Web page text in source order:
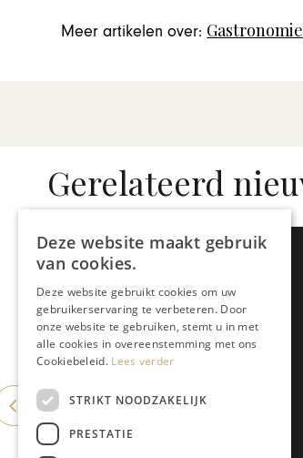
Meer artikelen over: Gastronomie
Gerelateerd
Deze website maakt gebruik
van cookies.
Deze website gebruikt cookies om uw
gebruikerservaring te verbeteren. Door
onze website te gebruiken, stemt u in met
alle cookies in overeenstemming met ons
Cookiebeleid. Lees verder
STRIKT NOODZAKELIJK
PRESTATIE